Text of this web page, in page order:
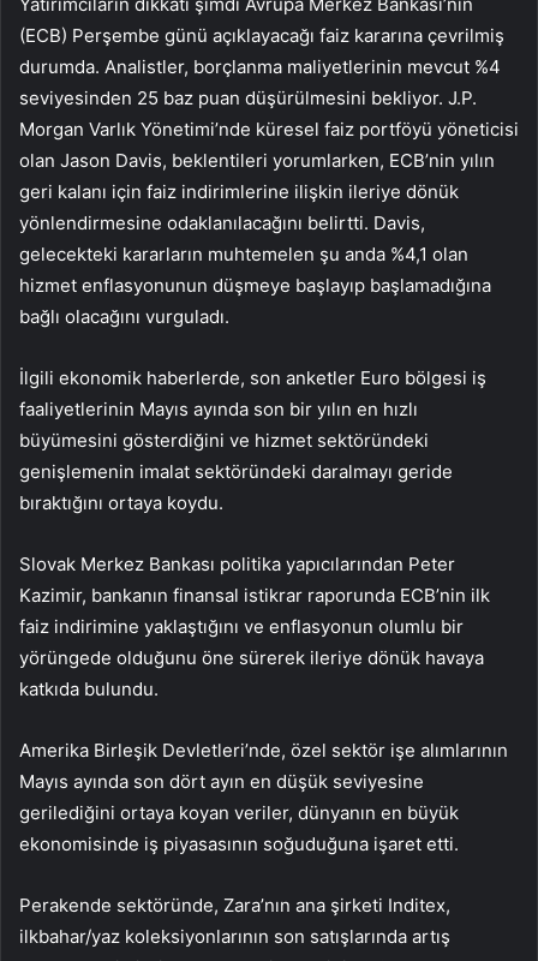
(ECB) Perşembe günü açıklayacağı faiz kararına çevrilmiş
durumda. Analistler, borçlanma maliyetlerinin mevcut %4
seviyesinden 25 baz puan düşürülmesini bekliyor. J.P.
Morgan Varlık Yönetimi’nde küresel faiz portföyü yöneticisi
olan Jason Davis, beklentileri yorumlarken, ECB’nin yılın
geri kalanı için faiz indirimlerine ilişkin ileriye dönük
yönlendirmesine odaklanılacağını belirtti. Davis,
gelecekteki kararların muhtemelen şu anda %4,1 olan
hizmet enflasyonunun düşmeye başlayıp başlamadığına
bağlı olacağını vurguladı.
İlgili ekonomik haberlerde, son anketler Euro bölgesi iş
faaliyetlerinin Mayıs ayında son bir yılın en hızlı
büyümesini gösterdiğini ve hizmet sektöründeki
genişlemenin imalat sektöründeki daralmayı geride
bıraktığını ortaya koydu.
Slovak Merkez Bankası politika yapıcılarından Peter
Kazimir, bankanın finansal istikrar raporunda ECB’nin ilk
faiz indirimine yaklaştığını ve enflasyonun olumlu bir
yörüngede olduğunu öne sürerek ileriye dönük havaya
katkıda bulundu.
Amerika Birleşik Devletleri’nde, özel sektör işe alımlarının
Mayıs ayında son dört ayın en düşük seviyesine
gerilediğini ortaya koyan veriler, dünyanın en büyük
ekonomisinde iş piyasasının soğuduğuna işaret etti.
Perakende sektöründe, Zara’nın ana şirketi Inditex,
ilkbahar/yaz koleksiyonlarının son satışlarında artış